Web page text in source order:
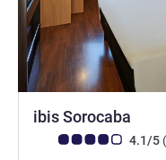
ibis Sorocaba
Примечание: отзывы
4.1/5